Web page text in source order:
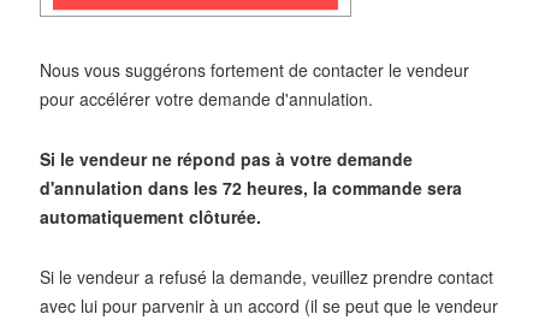
Nous vous suggérons fortement de contacter le vendeur
pour accélérer votre demande d'annulation.
Si le vendeur ne répond pas à votre demande
d'annulation dans les 72 heures, la commande sera
automatiquement clôturée.
Si le vendeur a refusé la demande, veuillez prendre contact
avec lui pour parvenir à un accord (il se peut que le vendeur